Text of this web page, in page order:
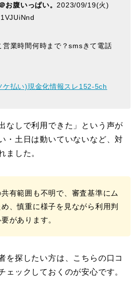
お腹いっぱい。 2023/09/19(火)
営業時間何時まで？smsきて電話
ケ払い)現金化情報スレ152-5ch
なしで利用できた」という声が
・土日は動いていないなど、対
ました。
有範囲も不明で、審査基準にム
、慎重に様子を見ながら利用判
があります。
を探したい方は、こちらの口コ
ェックしておくのが安心です。